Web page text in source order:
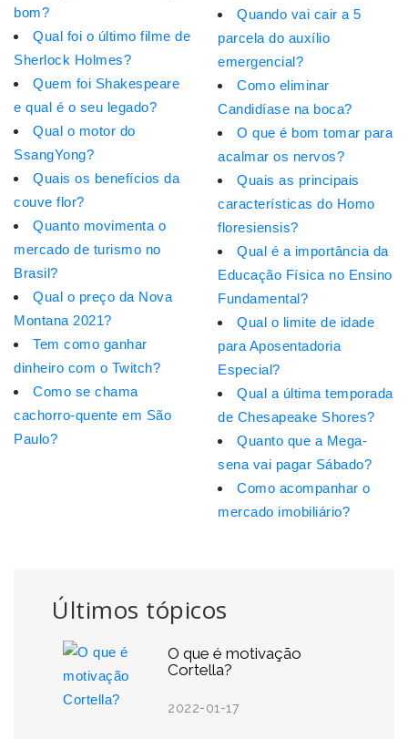
Últimos tópicos
O que é motivação
Cortella?
2022-01-17
bom?
Qual foi o último filme de
Sherlock Holmes?
Quem foi Shakespeare
e qual é o seu legado?
Qual o motor do
SsangYong?
Quais os benefícios da
couve flor?
Quanto movimenta o
mercado de turismo no
Brasil?
Qual o preço da Nova
Montana 2021?
Tem como ganhar
dinheiro com o Twitch?
Como se chama
cachorro-quente em São
Paulo?
Quando vai cair a 5
parcela do auxílio
emergencial?
Como eliminar
Candidíase na boca?
O que é bom tomar para
acalmar os nervos?
Quais as principais
características do Homo
floresiensis?
Qual é a importância da
Educação Física no Ensino
Fundamental?
Qual o limite de idade
para Aposentadoria
Especial?
Qual a última temporada
de Chesapeake Shores?
Quanto que a Mega-
sena vai pagar Sábado?
Como acompanhar o
mercado imobiliário?